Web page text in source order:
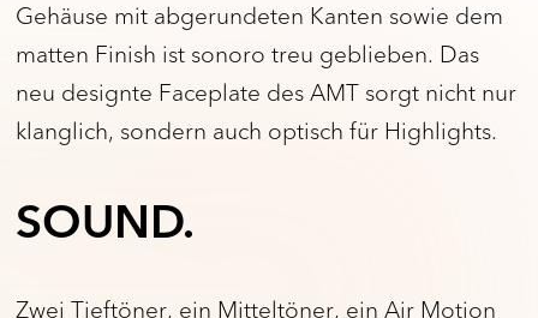
Gehäuse mit abgerundeten Kanten sowie dem
matten Finish ist sonoro treu geblieben. Das
neu designte Faceplate des AMT sorgt nicht nur
klanglich, sondern auch optisch für Highlights.
SOUND.
Zwei Tieftöner, ein Mitteltöner, ein Air Motion